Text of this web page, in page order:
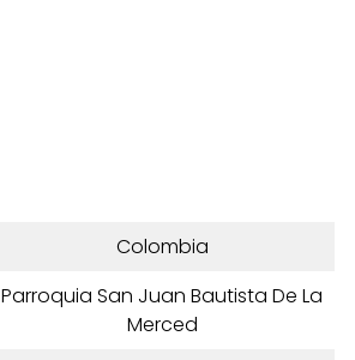
Colombia
Parroquia San Juan Bautista De La
Merced